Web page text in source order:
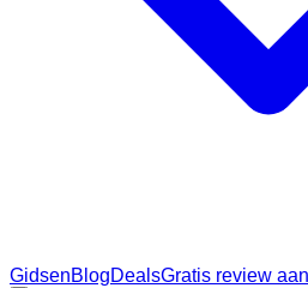
GidsenBlogDealsGratis review